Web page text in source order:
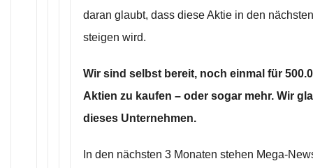
daran glaubt, dass diese Aktie in den
steigen wird.
Wir sind selbst bereit, noch einmal für
Aktien zu kaufen – oder sogar mehr. Wir
dieses Unternehmen.
In den nächsten 3 Monaten stehen Mega-